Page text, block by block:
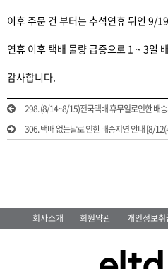
이후 주문 건 부터는 추석연휴 뒤인 9/
연휴 이후 택배 물량 급증으로 1 ~ 3일
감사합니다.
298. (8/14~8/15)전국택배 휴무일로인한 배
306. 택배 없는날로 인한 배송지연 안내 [8/
회사소개 회원약관 개인정보